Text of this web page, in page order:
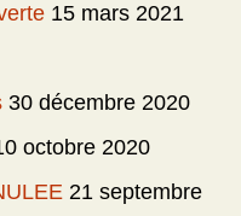
15 mars 2021
30 décembre 2020
octobre 2020
21 septembre